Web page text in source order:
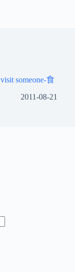
visit someone-食
2011-08-21